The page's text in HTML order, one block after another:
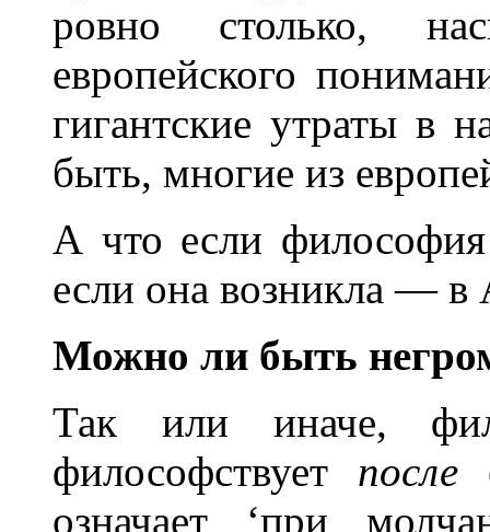
ровно столько,
европейского
гигантские утраты в
быть, многие из
А что если
если она возникла — в
Можно ли быть
Так или иначе,
философствует после
означает ‘при